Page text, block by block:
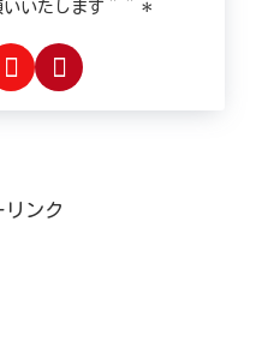
いたします＾＾＊
リンク